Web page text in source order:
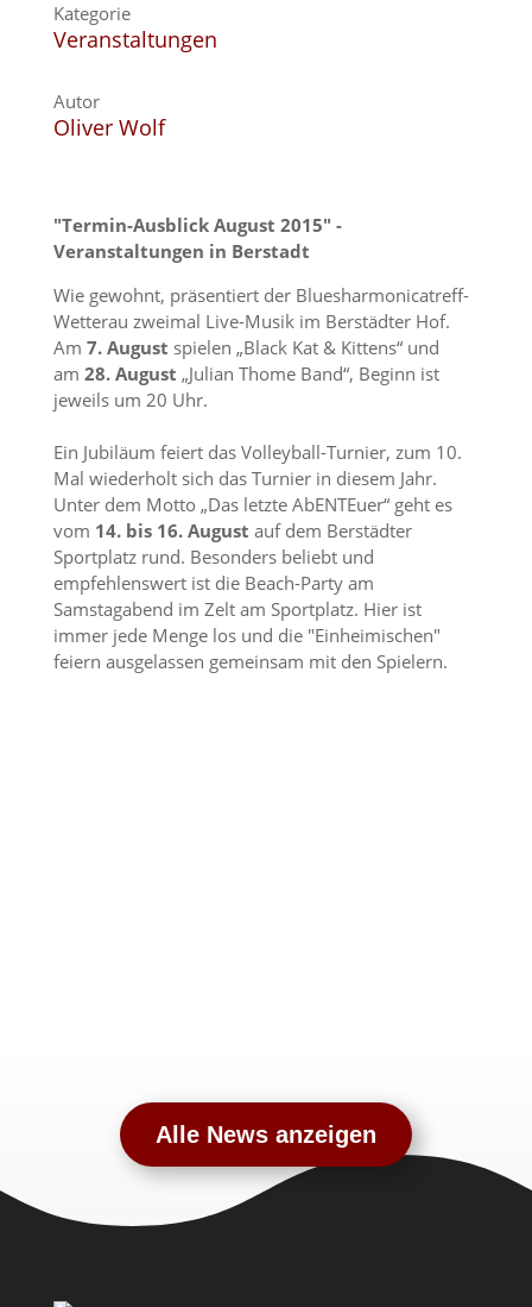
Kategorie
Veranstaltungen
Autor
Oliver Wolf
"Termin-Ausblick August 2015" -
Veranstaltungen in Berstadt
Wie gewohnt, präsentiert der Bluesharmonicatreff-
Wetterau zweimal Live-Musik im Berstädter Hof.
Am 7. August spielen „Black Kat & Kittens“ und
am 28. August „Julian Thome Band“, Beginn ist
jeweils um 20 Uhr.
Ein Jubiläum feiert das Volleyball-Turnier, zum 10.
Mal wiederholt sich das Turnier in diesem Jahr.
Unter dem Motto „Das letzte AbENTEuer“ geht es
vom 14. bis 16. August auf dem Berstädter
Sportplatz rund. Besonders beliebt und
empfehlenswert ist die Beach-Party am
Samstagabend im Zelt am Sportplatz. Hier ist
immer jede Menge los und die "Einheimischen"
feiern ausgelassen gemeinsam mit den Spielern.
Alle News anzeigen